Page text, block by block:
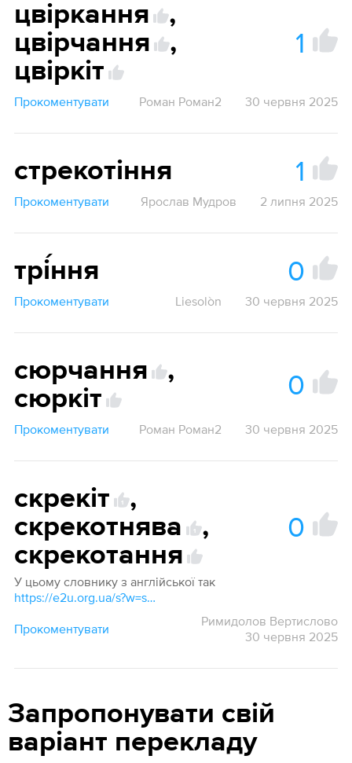
цвіркання
,
цвірчання
,
цвіркіт
1
Прокоментувати Роман Роман2 30 червня 2025
стрекотіння 1
Прокоментувати Ярослав Мудров 2 липня 2025
трі́ння 0
Прокоментувати Liesolòn 30 червня 2025
сюрчання
,
сюркіт
0
Прокоментувати Роман Роман2 30 червня 2025
скрекіт
,
скрекотнява
,
скрекотання
0
У цьому словнику з англійської так
https://e2u.org.ua/s?w=stridulat*&dicts=all&highlight=on&filter_lines=on
Прокоментувати
Римидолов Вертислово
30 червня 2025
Запропонувати свій
варіант перекладу